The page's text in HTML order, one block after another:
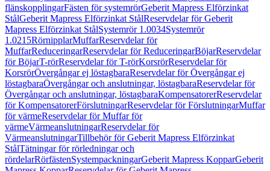
flänskopplingarFästen för systemrörGeberit Mapress Elförzinkat
StålGeberit Mapress Elförzinkat StålReservdelar för Geberit
Mapress Elförzinkat StålSystemrör 1.0034Systemrör
1.0215RörnipplarMuffarReservdelar för
MuffarReduceringarReservdelar för ReduceringarBöjarReservdelar
för BöjarT-rörReservdelar för T-rörKorsrörReservdelar för
KorsrörÖvergångar ej löstagbaraReservdelar för Övergångar ej
löstagbaraÖvergångar och anslutningar, löstagbaraReservdelar för
Övergångar och anslutningar, löstagbaraKompensatorerReservdelar
för KompensatorerFörslutningarReservdelar för FörslutningarMuffar
för värmeReservdelar för Muffar för
värmeVärmeanslutningarReservdelar för
VärmeanslutningarTillbehör för Geberit Mapress Elförzinkat
StålTätningar för rörledningar och
rördelarRörfästenSystempackningarGeberit Mapress KopparGeberit